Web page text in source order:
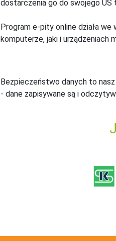
dostarczenia go do swojego US
Program e-pity online działa
komputerze, jaki i
Bezpieczeństwo danych to
- dane zapisywane są i